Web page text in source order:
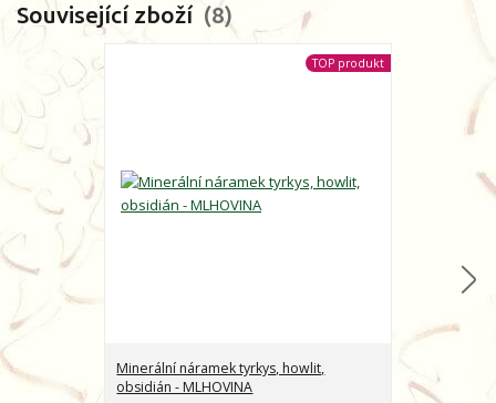
Související zboží 8
TOP produkt
Minerální náramek tyrkys, howlit,
obsidián - MLHOVINA
CHARAKTER